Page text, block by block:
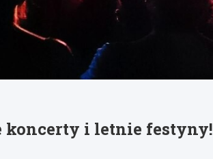
koncerty i letnie festyny!